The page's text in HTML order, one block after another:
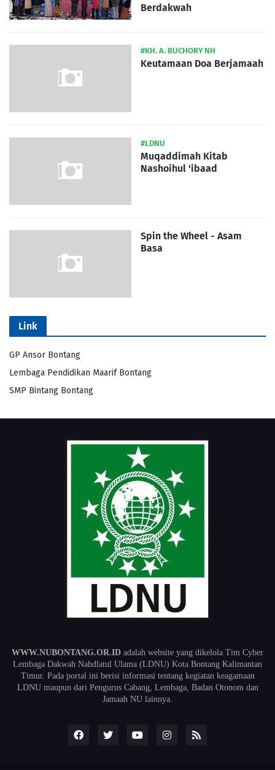
Berdakwah
#KH. A. BUCHORY NH
Keutamaan Doa Berjamaah
#LDNU
Muqaddimah Kitab
Nashoihul 'ibaad
Spin the Wheel - Asam
Basa
Link
GP Ansor Bontang
Lembaga Pendidikan Maarif Bontang
SMP Bintang Bontang
WWW.NUBONTANG.OR.ID adalah website yang dikelola Tim Cyber
Lembaga Dakwah Nahdlatul Ulama (LDNU) Kota Bontang Kalimantan
Timur. Pada portal ini berisi informasi tentang kegiatan keagamaan
LDNU maupun dari Pengurus Cabang, Lembaga, Badan Otonom dan
Jamaah NU lainnya.